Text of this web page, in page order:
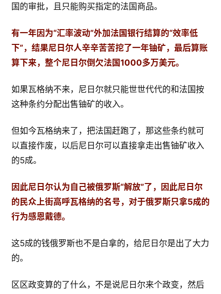
国的审批，且只能购买指定的法国商品。
有一年因为“汇率波动”外加法国银行结算的“效率低
下”，结果尼日尔人辛辛苦苦挖了一年铀矿，最后算账
算下来，整个尼日尔倒欠法国1000多万美元。
如果瓦格纳不来，尼日尔就只能世世代代的和法国按
这种条约分配出售铀矿的收入。
但如今瓦格纳来了，把法国赶跑了，那这些条约就可
以直接作废，以后尼日尔可以直接拿走出售铀矿收入
的5成。
因此尼日尔认为自己被俄罗斯“解放”了，因此尼日尔
的民众上街高呼瓦格纳的名号，对于俄罗斯只拿5成的
行为感恩戴德。
这5成的钱俄罗斯也不是白拿的，给尼日尔是出了大力
的。
区区政变算的了什么，不是说尼日尔来个政变，然后